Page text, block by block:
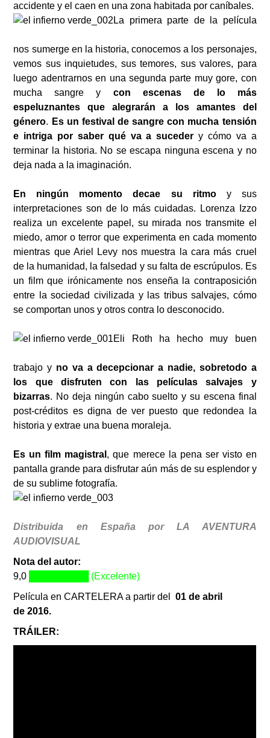
accidente y el caen en una zona habitada por caníbales.
La primera parte de la película
nos sumerge en la historia, conocemos a los personajes,
vemos sus inquietudes, sus temores, sus valores, para
luego adentrarnos en una segunda parte muy gore, con
mucha sangre y con escenas de lo más
espeluznantes que alegrarán a los amantes del
género. Es un festival de sangre con mucha tensión
e intriga por saber qué va a suceder y cómo va a
terminar la historia. No se escapa ninguna escena y no
deja nada a la imaginación.
En ningún momento decae su ritmoy sus
interpretaciones son de lo más cuidadas. Lorenza Izzo
realiza un excelente papel, su mirada nos transmite el
miedo, amor o terror que experimenta en cada momento
mientras que Ariel Levy nos muestra la cara más cruel
de la humanidad, la falsedad y su falta de escrúpulos. Es
un film que irónicamente nos enseña la contraposición
entre la sociedad civilizada y las tribus salvajes, cómo
se comportan unos y otros contra lo desconocido.
Eli Roth ha hecho muy buen
trabajo y no va a decepcionar a nadie, sobretodo a
los que disfruten con las películas salvajes y
bizarras. No deja ningún cabo suelto y su escena final
post-créditos es digna de ver puesto que redondea la
historia y extrae una buena moraleja.
Es un film magistral , que merece la pena ser visto en
pantalla grande para disfrutar aún más de su esplendor y
de su sublime fotografía.
Distribuida en España por LA AVENTURA
AUDIOVISUAL
Nota del autor:
9,0
█████████ (Excelente)
Película en CARTELERA a partir del
01 de abril
de 2016.
TRÁILER: